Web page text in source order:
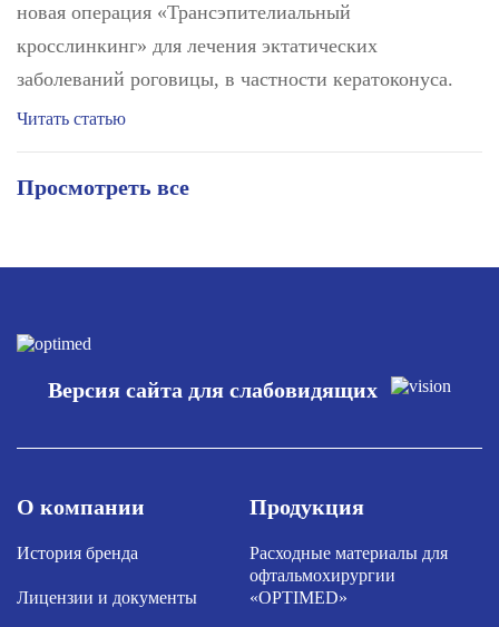
новая операция «Трансэпителиальный
кросслинкинг» для лечения эктатических
заболеваний роговицы, в частности кератоконуса.
Читать статью
Просмотреть все
Версия сайта для слабовидящих
О компании
История бренда
Лицензии и документы
Продукция
Расходные материалы для
офтальмохирургии
«OPTIMED»